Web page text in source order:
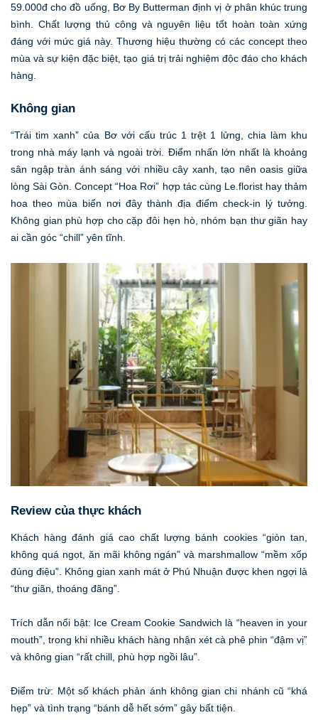
59.000đ cho đồ uống, Bơ By Butterman định vị ở phân khúc trung
bình. Chất lượng thủ công và nguyên liệu tốt hoàn toàn xứng
đáng với mức giá này. Thương hiệu thường có các concept theo
mùa và sự kiện đặc biệt, tạo giá trị trải nghiệm độc đáo cho khách
hàng.
Không gian
“Trái tim xanh” của Bơ với cấu trúc 1 trệt 1 lửng, chia làm khu
trong nhà máy lạnh và ngoài trời. Điểm nhấn lớn nhất là khoảng
sân ngập tràn ánh sáng với nhiều cây xanh, tạo nên oasis giữa
lòng Sài Gòn. Concept “Hoa Rơi” hợp tác cùng Le.florist hay thảm
hoa theo mùa biến nơi đây thành địa điểm check-in lý tưởng.
Không gian phù hợp cho cặp đôi hẹn hò, nhóm bạn thư giãn hay
ai cần góc “chill” yên tĩnh.
Review của thực khách
Khách hàng đánh giá cao chất lượng bánh cookies “giòn tan,
không quá ngọt, ăn mãi không ngán” và marshmallow “mềm xốp
đúng điệu”. Không gian xanh mát ở Phú Nhuận được khen ngợi là
“thư giãn, thoáng đãng”.
Trích dẫn nổi bật: Ice Cream Cookie Sandwich là “heaven in your
mouth”, trong khi nhiều khách hàng nhận xét cà phê phin “đậm vị”
và không gian “rất chill, phù hợp ngồi lâu”.
Điểm trừ: Một số khách phản ánh không gian chi nhánh cũ “khá
hẹp” và tình trạng “bánh dễ hết sớm” gây bất tiện.